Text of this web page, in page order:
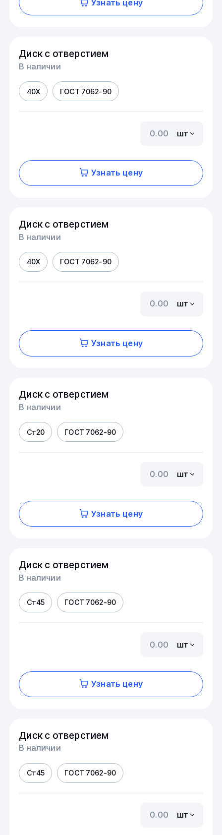
Узнать цену
Диск с отверстием
В наличии
40Х ГОСТ 7062-90
шт
Узнать цену
Диск с отверстием
В наличии
40Х ГОСТ 7062-90
шт
Узнать цену
Диск с отверстием
В наличии
Ст20 ГОСТ 7062-90
шт
Узнать цену
Диск с отверстием
В наличии
Ст45 ГОСТ 7062-90
шт
Узнать цену
Диск с отверстием
В наличии
Ст45 ГОСТ 7062-90
шт